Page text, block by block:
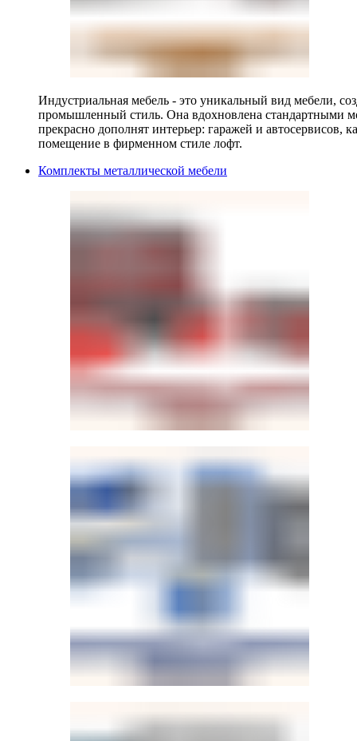
Индустриальная мебель - это уникальный вид мебели,
промышленный стиль. Она вдохновлена стандартными
прекрасно дополнят интерьер: гаражей и автосервисов,
помещение в фирменном стиле лофт.
Комплекты металлической мебели